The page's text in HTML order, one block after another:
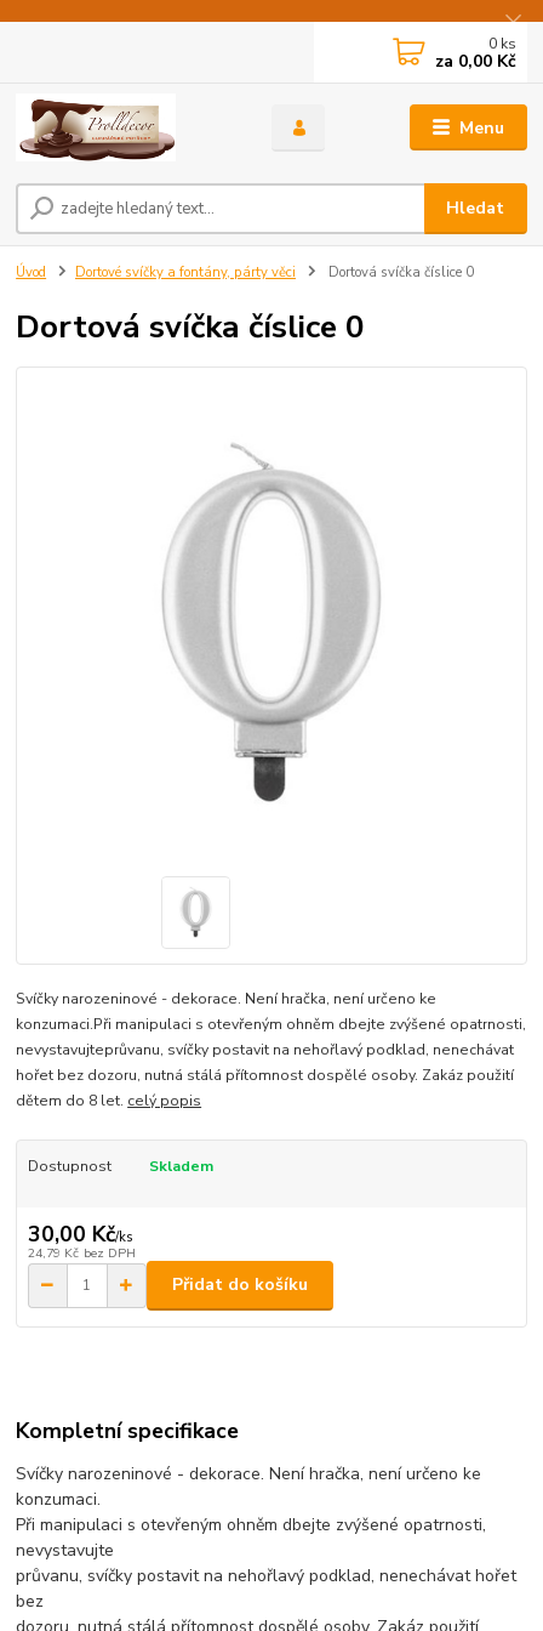
Menu
Hledat
0 ks
za 0,00 Kč
Úvod Dortové svíčky a fontány, párty věci Dortová svíčka číslice 0
Dortová svíčka číslice 0
Svíčky narozeninové - dekorace. Není hračka, není určeno ke
konzumaci.Při manipulaci s otevřeným ohněm dbejte zvýšené opatrnosti,
nevystavujteprůvanu, svíčky postavit na nehořlavý podklad, nenechávat
hořet bez dozoru, nutná stálá přítomnost dospělé osoby. Zakáz použití
dětem do 8 let. celý popis
Dostupnost Skladem
30,00 Kč/ks
24,79 Kč bez DPH
Přidat do košíku
Kompletní specifikace
Svíčky narozeninové - dekorace. Není hračka, není určeno ke
konzumaci.
Při manipulaci s otevřeným ohněm dbejte zvýšené opatrnosti,
nevystavujte
průvanu, svíčky postavit na nehořlavý podklad, nenechávat hořet
bez